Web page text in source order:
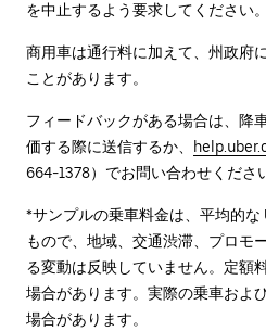
を中止するよう要求してください。
商用車は通行料に加えて、州政府
ことがあります。
フィードバックがある場合は、降
価する際に送信するか、
664-1378）でお問い合わせくださ
*サンプルの乗車料金は、平均的な
もので、地域、交通渋滞、プロモ
る変動は反映していません。定額
場合があります。実際の乗車およ
場合があります。